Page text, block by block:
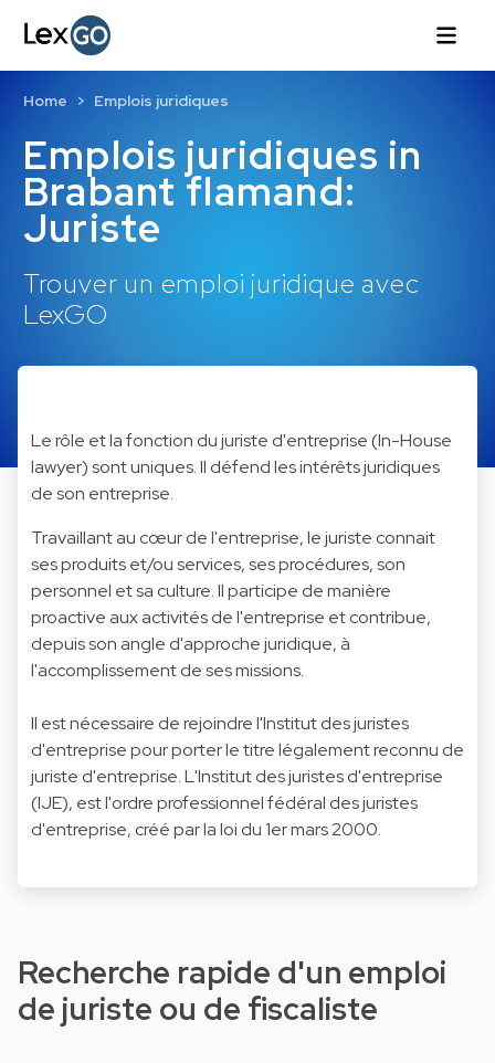
Emplois juridiques in
Brabant flamand:
Juriste
Trouver un emploi juridique avec
LexGO
Home Emplois juridiques
Le rôle et la fonction du juriste d'entreprise (In-House
lawyer) sont uniques. Il défend les intérêts juridiques
de son entreprise.
Travaillant au cœur de l'entreprise, le juriste connait
ses produits et/ou services, ses procédures, son
personnel et sa culture. Il participe de manière
proactive aux activités de l'entreprise et contribue,
depuis son angle d'approche juridique, à
l'accomplissement de ses missions.
Il est nécessaire de rejoindre l'Institut des juristes
d'entreprise pour porter le titre légalement reconnu de
juriste d'entreprise. L'Institut des juristes d'entreprise
(IJE), est l'ordre professionnel fédéral des juristes
d'entreprise, créé par la loi du 1er mars 2000.
Recherche rapide d'un emploi
de juriste ou de fiscaliste